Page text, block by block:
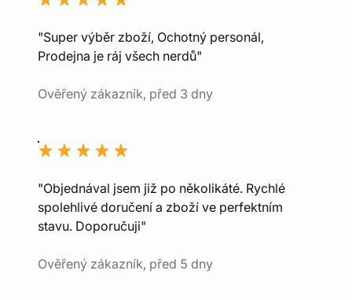
"Super výběr zboží, Ochotný personál,
Prodejna je ráj všech nerdů"
Ověřený zákazník, před 3 dny
"Objednával jsem již po několikáté. Rychlé
spolehlivé doručení a zboží ve perfektním
stavu. Doporučuji"
Ověřený zákazník, před 5 dny